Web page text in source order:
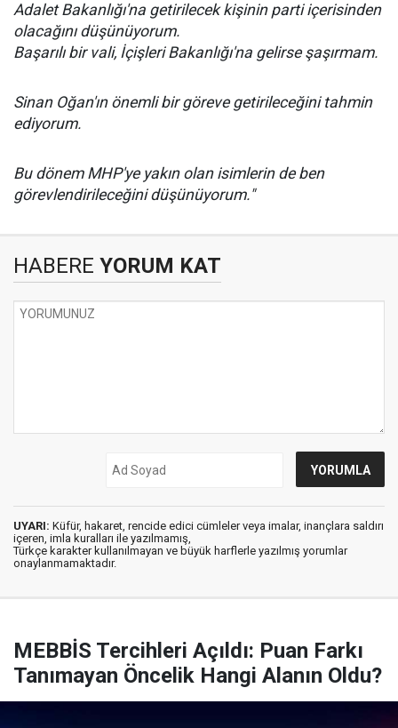
Adalet Bakanlığı'na getirilecek kişinin parti içerisinden
olacağını düşünüyorum.
Başarılı bir vali, İçişleri Bakanlığı'na gelirse şaşırmam.
Sinan Oğan'ın önemli bir göreve getirileceğini tahmin
ediyorum.
Bu dönem MHP'ye yakın olan isimlerin de ben
görevlendirileceğini düşünüyorum."
HABERE YORUM KAT
UYARI: Küfür, hakaret, rencide edici cümleler veya imalar, inançlara saldırı
içeren, imla kuralları ile yazılmamış,
Türkçe karakter kullanılmayan ve büyük harflerle yazılmış yorumlar
onaylanmamaktadır.
MEBBİS Tercihleri Açıldı: Puan Farkı
Tanımayan Öncelik Hangi Alanın Oldu?